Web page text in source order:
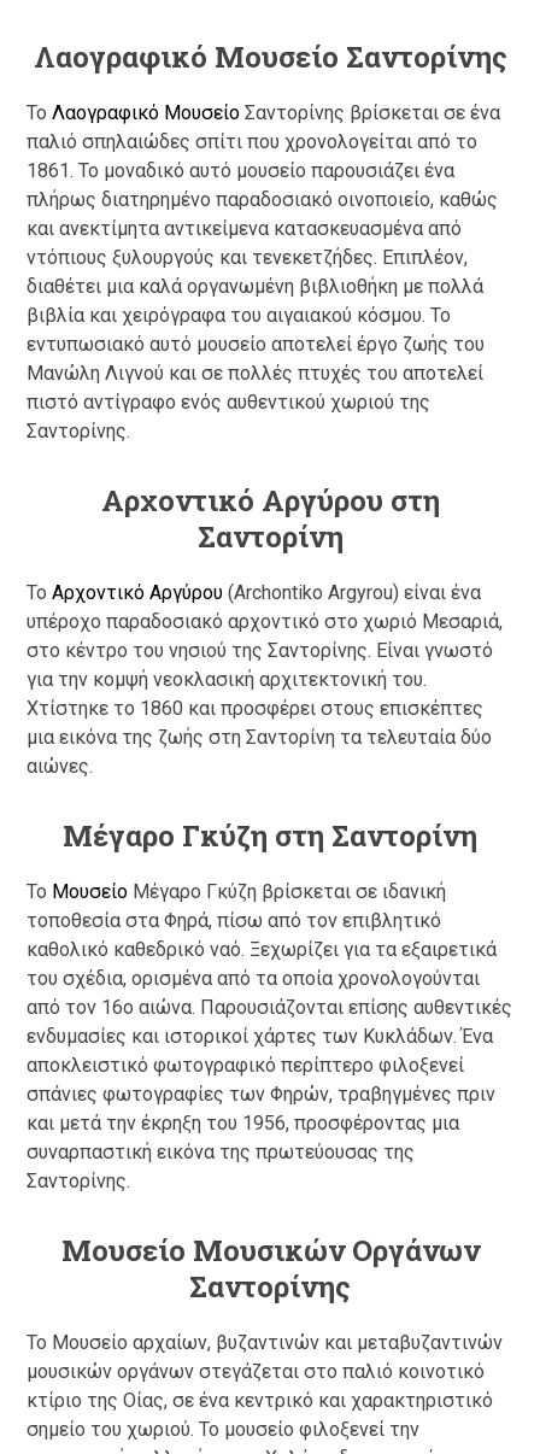
Λαογραφικό Μουσείο Σαντορίνης
ΤοΛαογραφικό Μουσείο Σαντορίνης βρίσκεται σε ένα
παλιό σπηλαιώδες σπίτι που χρονολογείται από το
1861. Το μοναδικό αυτό μουσείο παρουσιάζει ένα
πλήρως διατηρημένο παραδοσιακό οινοποιείο, καθώς
και ανεκτίμητα αντικείμενα κατασκευασμένα από
ντόπιους ξυλουργούς και τενεκετζήδες. Επιπλέον,
διαθέτει μια καλά οργανωμένη βιβλιοθήκη με πολλά
βιβλία και χειρόγραφα του αιγαιακού κόσμου. Το
εντυπωσιακό αυτό μουσείο αποτελεί έργο ζωής του
Μανώλη Λιγνού και σε πολλές πτυχές του αποτελεί
πιστό αντίγραφο ενός αυθεντικού χωριού της
Σαντορίνης.
Αρχοντικό Αργύρου στη
Σαντορίνη
ΤοΑρχοντικό Αργύρου (Archontiko Argyrou) είναι ένα
υπέροχο παραδοσιακό αρχοντικό στο χωριό Μεσαριά,
στο κέντρο του νησιού της Σαντορίνης. Είναι γνωστό
για την κομψή νεοκλασική αρχιτεκτονική του.
Χτίστηκε το 1860 και προσφέρει στους επισκέπτες
μια εικόνα της ζωής στη Σαντορίνη τα τελευταία δύο
αιώνες.
Μέγαρο Γκύζη στη Σαντορίνη
Το Μουσείο Μέγαρο Γκύζη βρίσκεται σε ιδανική
τοποθεσία στα Φηρά, πίσω από τον επιβλητικό
καθολικό καθεδρικό ναό. Ξεχωρίζει για τα εξαιρετικά
του σχέδια, ορισμένα από τα οποία χρονολογούνται
από τον 16ο αιώνα. Παρουσιάζονται επίσης αυθεντικές
ενδυμασίες και ιστορικοί χάρτες των Κυκλάδων. Ένα
αποκλειστικό φωτογραφικό περίπτερο φιλοξενεί
σπάνιες φωτογραφίες των Φηρών, τραβηγμένες πριν
και μετά την έκρηξη του 1956, προσφέροντας μια
συναρπαστική εικόνα της πρωτεύουσας της
Σαντορίνης.
Μουσείο Μουσικών Οργάνων
Σαντορίνης
Το Μουσείο αρχαίων, βυζαντινών και μεταβυζαντινών
μουσικών οργάνων στεγάζεται στο παλιό κοινοτικό
κτίριο της Οίας, σε ένα κεντρικό και χαρακτηριστικό
σημείο του χωριού. Το μουσείο φιλοξενεί την